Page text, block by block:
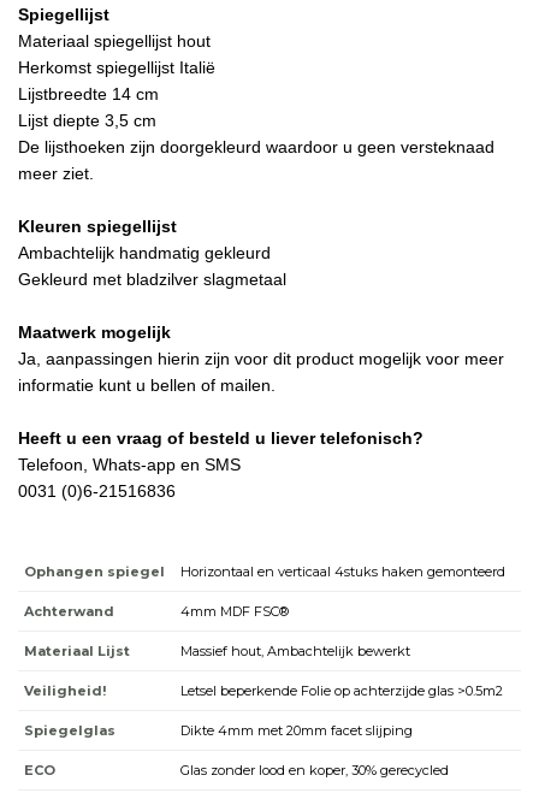
Spiegellijst
Materiaal spiegellijst hout
Herkomst spiegellijst Italië
Lijstbreedte 14 cm
Lijst diepte 3,5 cm
De lijsthoeken zijn doorgekleurd waardoor u geen versteknaad
meer ziet.
Kleuren spiegellijst
Ambachtelijk handmatig gekleurd
Gekleurd met bladzilver slagmetaal
Maatwerk mogelijk
Ja, aanpassingen hierin zijn voor dit product mogelijk voor meer
informatie kunt u bellen of mailen.
Heeft u een vraag of besteld u liever telefonisch?
Telefoon, Whats-app en SMS
0031 (0)6-21516836
Ophangen spiegel Horizontaal en verticaal 4stuks haken gemonteerd
Achterwand 4mm MDF FSC®
Materiaal Lijst Massief hout, Ambachtelijk bewerkt
Veiligheid! Letsel beperkende Folie op achterzijde glas >0.5m2
Spiegelglas Dikte 4mm met 20mm facet slijping
ECO Glas zonder lood en koper, 30% gerecycled